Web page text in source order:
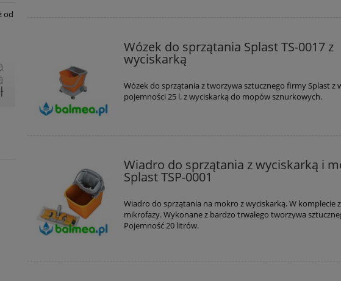
od
Wózek do sprzątania Splast TS-0017 z
wyciskarką
Wózek do sprzątania z tworzywa sztucznego firmy Splast z
pojemności 25 l. z wyciskarką do mopów sznurkowych.
Wiadro do sprzątania z wyciskarką i
Splast TSP-0001
Wiadro do sprzątania na mokro z wyciskarką. W komplecie
mikrofazy. Wykonane z bardzo trwałego tworzywa
Pojemność 20 litrów.